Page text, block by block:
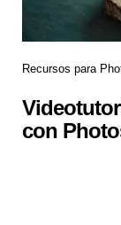
Recursos para
con